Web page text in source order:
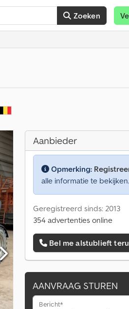
Zoeken
Aanbieder
Opmerking:
alle informatie te bekijken.
Geregistreerd sinds: 2013
354 advertenties online
Bel me alstublieft
AANVRAAG STUREN
Bericht*